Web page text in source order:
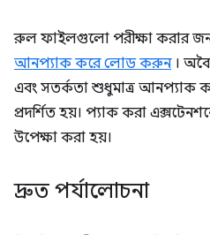
রুল ফাইলগুলো পরীক্ষা করার
আনপ্যাক করে লোড করুন।
এবং সতর্কতা শুধুমাত্র আনপ্যাক
প্রদর্শিত হয়। প্যাক করা
উপেক্ষা করা হয়।
দ্রুত পর্যালোচনা